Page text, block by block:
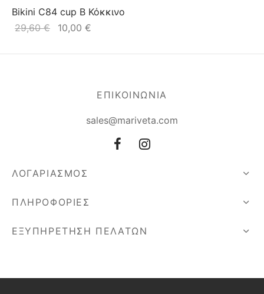
Bikini C84 cup B Κόκκινο
29,60€ 10,00 €
ΕΠΙΚΟΙΝΩΝΙΑ
sales@mariveta.com
ΛΟΓΑΡΙΑΣΜΟΣ
ΠΛΗΡΟΦΟΡΙΕΣ
ΕΞΥΠΗΡΕΤΗΣΗ ΠΕΛΑΤΩΝ